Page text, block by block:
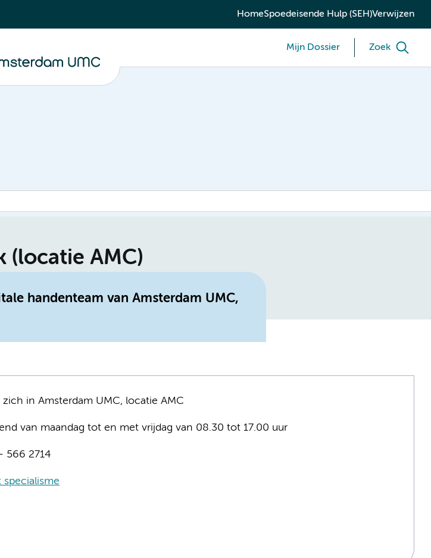
HomeSpoedeisende Hulp (SEH)Verwijzen
Mijn Dossier Zoek
AMC)
handenteam van Amsterdam UMC,
in Amsterdam UMC, locatie AMC
van maandag tot en met vrijdag van 08.30 tot 17.00 uur
566 2714